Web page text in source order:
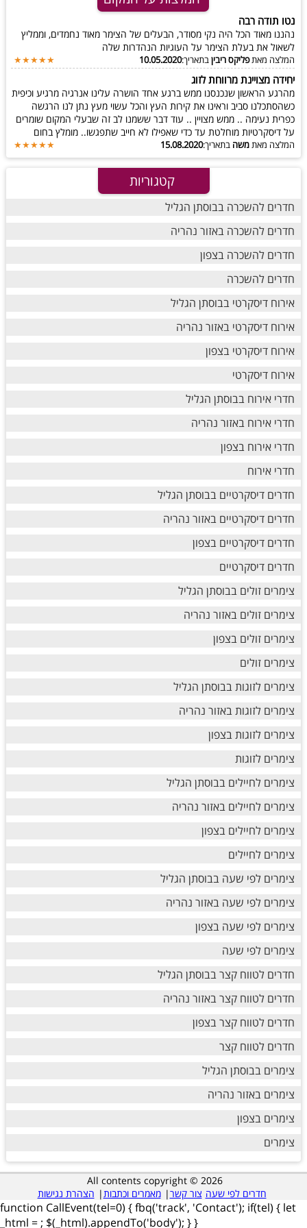
נטו תודה רבה
נהננו מאוד הכל היה נקי מסודר, הבעלים של הצימר מאוד נחמדים, וממליץ
לשאול את בעלת הצימר על העוגיות הנהדרות שלה
המלצה מאתפליקס ריביןבתאריך:10.05.2020
★★★★★
יחידה מצויינת מרווחת לזוג
מהרגע הראשון שנכנסנו ממש ברגע אחד הושרה עלינו אנרגיה מרגיע וכיפית
כשהסתכלנו סביב וראינו את קירות העץ והכל עשוי מעץ נתן לנו הרגשה
כפרית נעימה .. ממש מצויין .. עוד דבר ששמנו לב זה שבעלי המקום שומרים
על דיסקרטיות מוחלטת עד כדי שאפילו לא חייב שתפגשו.. מומלץ בחום
המלצה מאתמשה בתאריך:15.08.2020
★★★★★
קטגוריות
חדרים להשכרה בבוסתן הגליל
חדרים להשכרה באזור נהריה
חדרים להשכרה בצפון
חדרים להשכרה
אירוח דיסקרטי בבוסתן הגליל
אירוח דיסקרטי באזור נהריה
אירוח דיסקרטי בצפון
אירוח דיסקרטי
חדרי אירוח בבוסתן הגליל
חדרי אירוח באזור נהריה
חדרי אירוח בצפון
חדרי אירוח
חדרים דיסקרטיים בבוסתן הגליל
חדרים דיסקרטיים באזור נהריה
חדרים דיסקרטיים בצפון
חדרים דיסקרטיים
צימרים זולים בבוסתן הגליל
צימרים זולים באזור נהריה
צימרים זולים בצפון
צימרים זולים
צימרים לזוגות בבוסתן הגליל
צימרים לזוגות באזור נהריה
צימרים לזוגות בצפון
צימרים לזוגות
צימרים לחיילים בבוסתן הגליל
צימרים לחיילים באזור נהריה
צימרים לחיילים בצפון
צימרים לחיילים
צימרים לפי שעה בבוסתן הגליל
צימרים לפי שעה באזור נהריה
צימרים לפי שעה בצפון
צימרים לפי שעה
חדרים לטווח קצר בבוסתן הגליל
חדרים לטווח קצר באזור נהריה
חדרים לטווח קצר בצפון
חדרים לטווח קצר
צימרים בבוסתן הגליל
צימרים באזור נהריה
צימרים בצפון
צימרים
All contents copyright © 2026
חדרים לפי שעה צור קשר| מאמרים וכתבות | הצהרת נגישות
function CallEvent(tel=0) { fbq('track', 'Contact'); if(tel) { let
_html = ; $(_html).appendTo('body'); } }